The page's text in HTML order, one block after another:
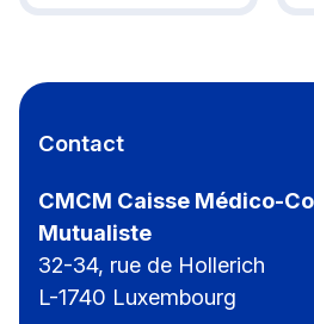
Contact
CMCM Caisse Médico-
Mutualiste
32-34, rue de Hollerich
L-1740 Luxembourg